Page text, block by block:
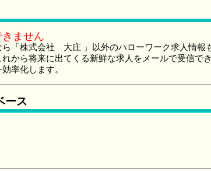
ません
「株式会社 大庄 」以外のハローワーク求人情報
から将来に出てくる新鮮な求人をメールで受信でき
率化します。
ース